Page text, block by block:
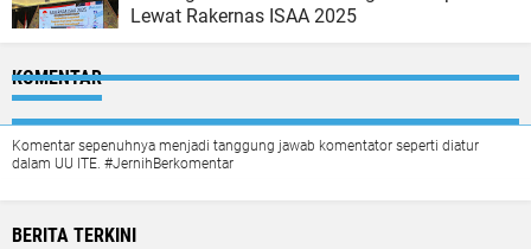
Lewat Rakernas ISAA 2025
KOMENTAR
Komentar sepenuhnya menjadi tanggung jawab komentator seperti diatur
dalam UU ITE. #JernihBerkomentar
BERITA TERKINI